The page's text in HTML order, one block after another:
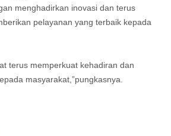
menghadirkan inovasi dan terus
pelayanan yang terbaik kepada
terus memperkuat kehadiran dan
masyarakat,”pungkasnya.